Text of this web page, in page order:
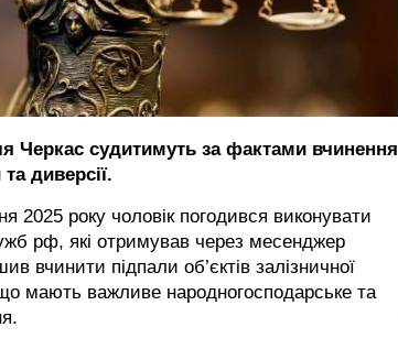
Черкас судитимуть за фактами вчинення
диверсії.
2025 року чоловік погодився виконувати
рф, які отримував через месенджер
вчинити підпали об’єктів залізничної
мають важливе народногосподарське та